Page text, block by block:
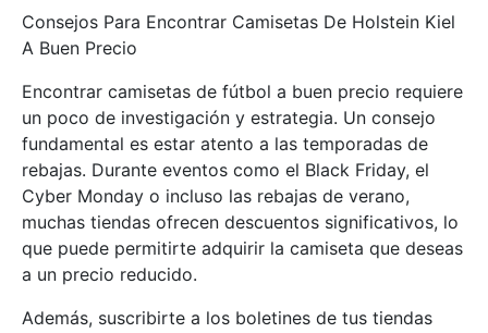
Consejos Para Encontrar Camisetas De Holstein Kiel
A Buen Precio
Encontrar camisetas de fútbol a buen precio requiere
un poco de investigación y estrategia. Un consejo
fundamental es estar atento a las temporadas de
rebajas. Durante eventos como el Black Friday, el
Cyber Monday o incluso las rebajas de verano,
muchas tiendas ofrecen descuentos significativos, lo
que puede permitirte adquirir la camiseta que deseas
a un precio reducido.
Además, suscribirte a los boletines de tus tiendas